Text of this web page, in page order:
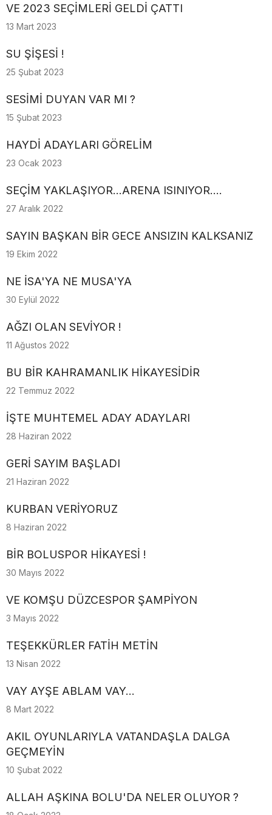
VE 2023 SEÇİMLERİ GELDİ ÇATTI
13 Mart 2023
SU ŞİŞESİ !
25 Şubat 2023
SESİMİ DUYAN VAR MI ?
15 Şubat 2023
HAYDİ ADAYLARI GÖRELİM
23 Ocak 2023
SEÇİM YAKLAŞIYOR...ARENA ISINIYOR....
27 Aralık 2022
SAYIN BAŞKAN BİR GECE ANSIZIN KALKSANIZ
19 Ekim 2022
NE İSA'YA NE MUSA'YA
30 Eylül 2022
AĞZI OLAN SEVİYOR !
11 Ağustos 2022
BU BİR KAHRAMANLIK HİKAYESİDİR
22 Temmuz 2022
İŞTE MUHTEMEL ADAY ADAYLARI
28 Haziran 2022
GERİ SAYIM BAŞLADI
21 Haziran 2022
KURBAN VERİYORUZ
8 Haziran 2022
BİR BOLUSPOR HİKAYESİ !
30 Mayıs 2022
VE KOMŞU DÜZCESPOR ŞAMPİYON
3 Mayıs 2022
TEŞEKKÜRLER FATİH METİN
13 Nisan 2022
VAY AYŞE ABLAM VAY...
8 Mart 2022
AKIL OYUNLARIYLA VATANDAŞLA DALGA
GEÇMEYİN
10 Şubat 2022
ALLAH AŞKINA BOLU'DA NELER OLUYOR ?